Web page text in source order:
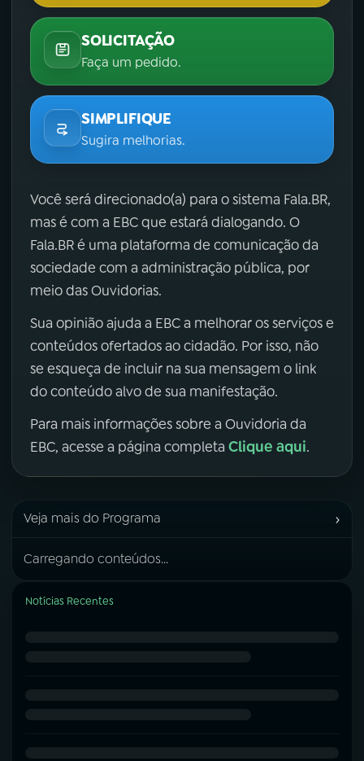
SOLICITAÇÃO
Faça um pedido.
SIMPLIFIQUE
Sugira melhorias.
Você será direcionado(a) para o sistema Fala.BR,
mas é com a EBC que estará dialogando. O
Fala.BR é uma plataforma de comunicação da
sociedade com a administração pública, por
meio das Ouvidorias.
Sua opinião ajuda a EBC a melhorar os serviços e
conteúdos ofertados ao cidadão. Por isso, não
se esqueça de incluir na sua mensagem o link
do conteúdo alvo de sua manifestação.
Para mais informações sobre a Ouvidoria da
EBC, acesse a página completa Clique aqui.
Veja mais do Programa ›
Carregando conteúdos...
Notícias Recentes